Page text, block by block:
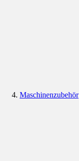
Maschinenzubehör